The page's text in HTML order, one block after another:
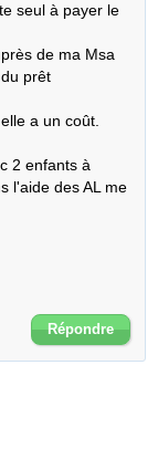
seul à payer le
de ma Msa
prêt
a un coût.
2 enfants à
l'aide des AL me
Répondre